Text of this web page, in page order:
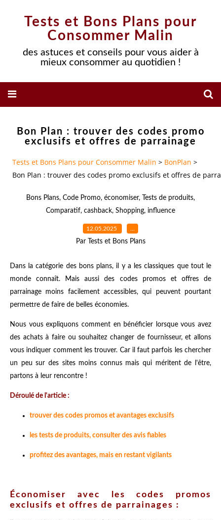
Tests et Bons Plans pour
Consommer Malin
des astuces et conseils pour vous aider à
mieux consommer au quotidien !
Bon Plan : trouver des codes promo
exclusifs et offres de parrainage
Tests et Bons Plans pour Consommer Malin > BonPlan >
Bon Plan : trouver des codes promo exclusifs et offres de
Bons Plans, Code Promo, économiser, Tests de produits,
Comparatif, cashback, Shopping, influence
12.05.2025 …
Par Tests et Bons Plans
Dans la catégorie des bons plans, il y a les classiques que tout le
monde connaît. Mais aussi des codes promos et offres de
parrainage moins facilement accessibles, qui peuvent pourtant
permettre de faire de belles économies.
Nous vous expliquons comment en bénéficier lorsque vous avez
des achats à faire ou souhaitez changer de fournisseur, et allons
vous indiquer comment les trouver. Car il faut parfois les chercher
un peu sur des sites moins connus mais qui méritent de l'être,
partons à leur rencontre !
Déroulé de l'article :
trouver des codes promos et avantages exclusifs
les tests de produits, consulter des avis fiables
profitez des avantages, mais en restant vigilants
Économiser avec les codes promos
exclusifs et offres de parrainages :